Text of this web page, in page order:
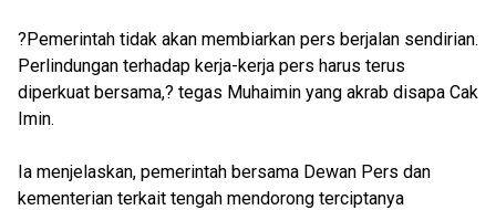
?Pemerintah tidak akan membiarkan pers berjalan sendirian.
Perlindungan terhadap kerja-kerja pers harus terus
diperkuat bersama,? tegas Muhaimin yang akrab disapa Cak
Imin.
Ia menjelaskan, pemerintah bersama Dewan Pers dan
kementerian terkait tengah mendorong terciptanya